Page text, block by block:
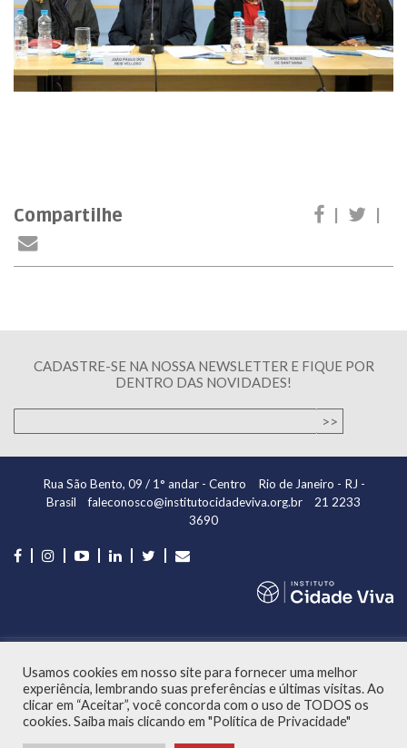
Compartilhe
CADASTRE-SE NA NOSSA NEWSLETTER E FIQUE POR
DENTRO DAS NOVIDADES!
Rua São Bento, 09 / 1° andar - Centro
Rio de Janeiro - RJ -
Brasil
faleconosco@institutocidadeviva.org.br
21 2233
3690
2016. Todos os direitos reservados
Desenvolvido por
Usamos cookies em nosso site para fornecer uma melhor
experiência, lembrando suas preferências e últimas visitas. Ao
clicar em “Aceitar”, você concorda com o uso de TODOS os
cookies. Saiba mais clicando em "Política de Privacidade"